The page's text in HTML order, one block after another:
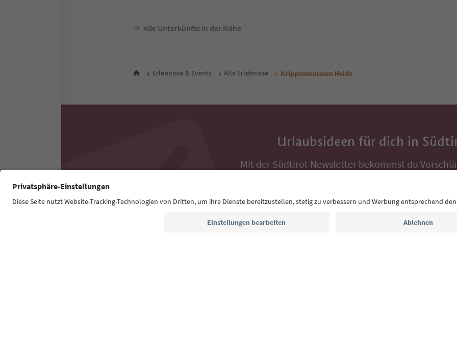
Alle Unterkünfte in der Nähe
Erlebnisse & Events Alle Erlebnisse Krippenmuseum Heide
Urlaubsideen für dich in
Mit der Südtirol-Newsletter bekommst du
E-Mail Adresse